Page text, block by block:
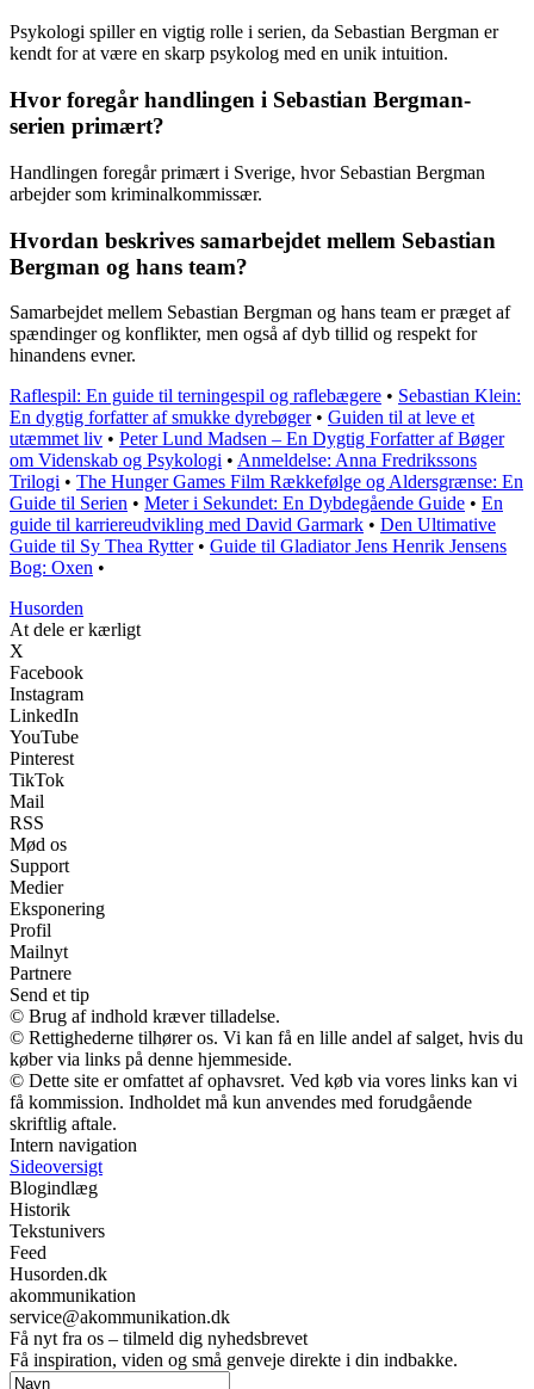
Psykologi spiller en vigtig rolle i serien, da Sebastian Bergman er
kendt for at være en skarp psykolog med en unik intuition.
Hvor foregår handlingen i Sebastian Bergman-
serien primært?
Handlingen foregår primært i Sverige, hvor Sebastian Bergman
arbejder som kriminalkommissær.
Hvordan beskrives samarbejdet mellem Sebastian
Bergman og hans team?
Samarbejdet mellem Sebastian Bergman og hans team er præget af
spændinger og konflikter, men også af dyb tillid og respekt for
hinandens evner.
Raflespil: En guide til terningespil og raflebægere • Sebastian Klein:
En dygtig forfatter af smukke dyrebøger• Guiden til at leve et
utæmmet liv • Peter Lund Madsen – En Dygtig Forfatter af Bøger
om Videnskab og Psykologi • Anmeldelse: Anna Fredrikssons
Trilogi • The Hunger Games Film Rækkefølge og Aldersgrænse: En
Guide til Serien • Meter i Sekundet: En Dybdegående Guide • En
guide til karriereudvikling med David Garmark • Den Ultimative
Guide til Sy Thea Rytter• Guide til Gladiator Jens Henrik Jensens
Bog: Oxen •
Husorden
At dele er kærligt
X
Facebook
Instagram
LinkedIn
YouTube
Pinterest
TikTok
Mail
RSS
Mød os
Support
Medier
Eksponering
Profil
Mailnyt
Partnere
Send et tip
© Brug af indhold kræver tilladelse.
© Rettighederne tilhører os. Vi kan få en lille andel af salget, hvis du
køber via links på denne hjemmeside.
© Dette site er omfattet af ophavsret. Ved køb via vores links kan vi
få kommission. Indholdet må kun anvendes med forudgående
skriftlig aftale.
Intern navigation
Sideoversigt
Blogindlæg
Historik
Tekstunivers
Feed
Husorden.dk
akommunikation
service@akommunikation.dk
Få nyt fra os – tilmeld dig nyhedsbrevet
Få inspiration, viden og små genveje direkte i din indbakke.